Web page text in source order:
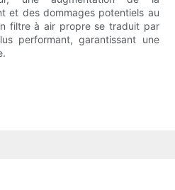
et des dommages potentiels au
filtre à air propre se traduit par
performant, garantissant une